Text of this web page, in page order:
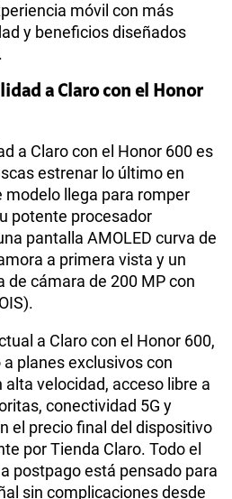
móvil con más
y beneficios diseñados
a Claro con el Honor
a Claro con el Honor 600 es
estrenar lo último en
modelo llega para romper
potente procesador
pantalla AMOLED curva de
a primera vista y un
de cámara de 200 MP con
a Claro con el Honor 600,
planes exclusivos con
velocidad, acceso libre a
conectividad 5G y
el precio final del dispositivo
por Tienda Claro. Todo el
postpago está pensado para
sin complicaciones desde